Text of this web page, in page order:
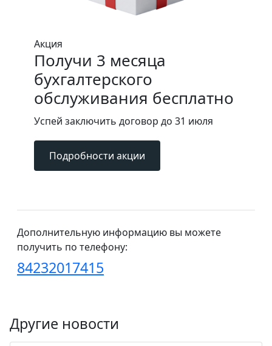
Акция
Получи 3 месяца
бухгалтерского
обслуживания бесплатно
Успей заключить договор до 31 июля
Подробности акции
Дополнительную информацию вы можете
получить по телефону:
84232017415
Другие новости